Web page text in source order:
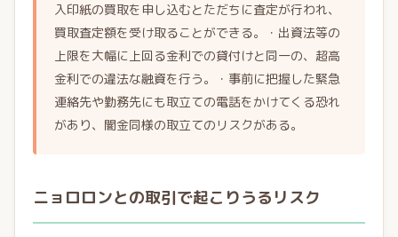
入印紙の買取を申し込むとただちに査定が行われ、
買取査定額を受け取ることができる。・出資法等の
上限を大幅に上回る金利での貸付けと同一の、超高
金利での違法な融資を行う。・事前に把握した緊急
連絡先や勤務先にも取立ての電話をかけてくる恐れ
があり、闇金同様の取立てのリスクがある。
ニョロロンとの取引で起こりうるリスク